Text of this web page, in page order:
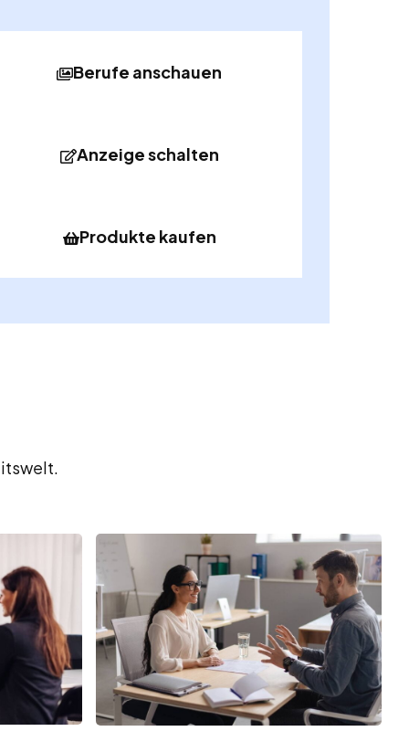
Berufe anschauen
Anzeige schalten
Produkte kaufen